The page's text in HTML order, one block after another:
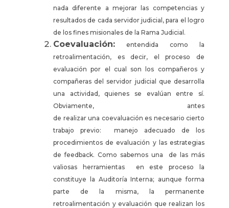
nada diferente a mejorar las competencias y
resultados de cada servidor judicial, para el logro
de los fines misionales de la Rama Judicial.
Coevaluación: entendida como la
retroalimentación, es decir, el proceso de
evaluación por el cual son los compañeros y
compañeras del servidor judicial que desarrolla
una actividad, quienes se evalúan entre sí.
Obviamente, antes
de realizar una coevaluación es necesario cierto
trabajo previo: manejo adecuado de los
procedimientos de evaluación y las estrategias
de feedback. Como sabemos una de las más
valiosas herramientas en este proceso la
constituye la Auditoría Interna; aunque forma
parte de la misma, la permanente
retroalimentación y evaluación que realizan los